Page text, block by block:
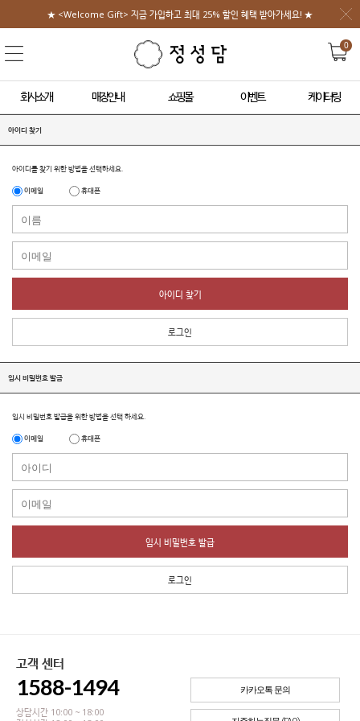
★ <Welcome Gift> 지금 가입하고 최대 25% 할인 혜택 받아가세요! ★
0
회사소개 매장안내 쇼핑몰 이벤트 케이터링
아이디 찾기
아이디를 찾기 위한 방법을 선택하세요.
이메일 휴대폰
아이디 찾기
로그인
임시 비밀번호 발급
임시 비밀번호 발급을 위한 방법을 선택 하세요.
이메일 휴대폰
임시 비밀번호 발급
로그인
고객 센터
1588-1494
상담시간 10:00 ~ 18:00
카카오톡 문의